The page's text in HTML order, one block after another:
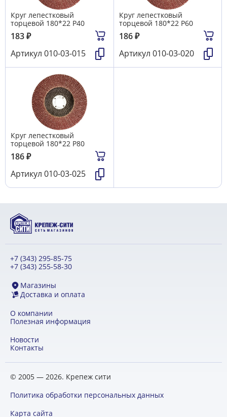
Круг лепестковый
торцевой 180*22 Р40
183₽
Артикул 010-03-015
Круг лепестковый
торцевой 180*22 Р60
186₽
Артикул 010-03-020
Круг лепестковый
торцевой 180*22 Р80
186₽
Артикул 010-03-025
+7 (343) 295-85-75
+7 (343) 255-58-30
Магазины
Доставка и оплата
О компании
Полезная информация
Новости
Контакты
© 2005 — 2026. Крепеж сити
Политика обработки персональных данных
Карта сайта